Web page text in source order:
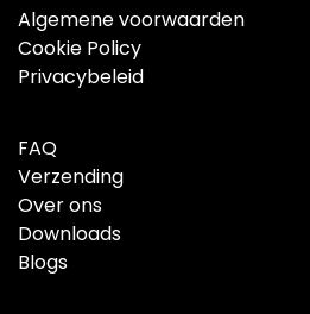
Algemene voorwaarden
Cookie Policy
Privacybeleid
FAQ
Verzending
Over ons
Downloads
Blogs